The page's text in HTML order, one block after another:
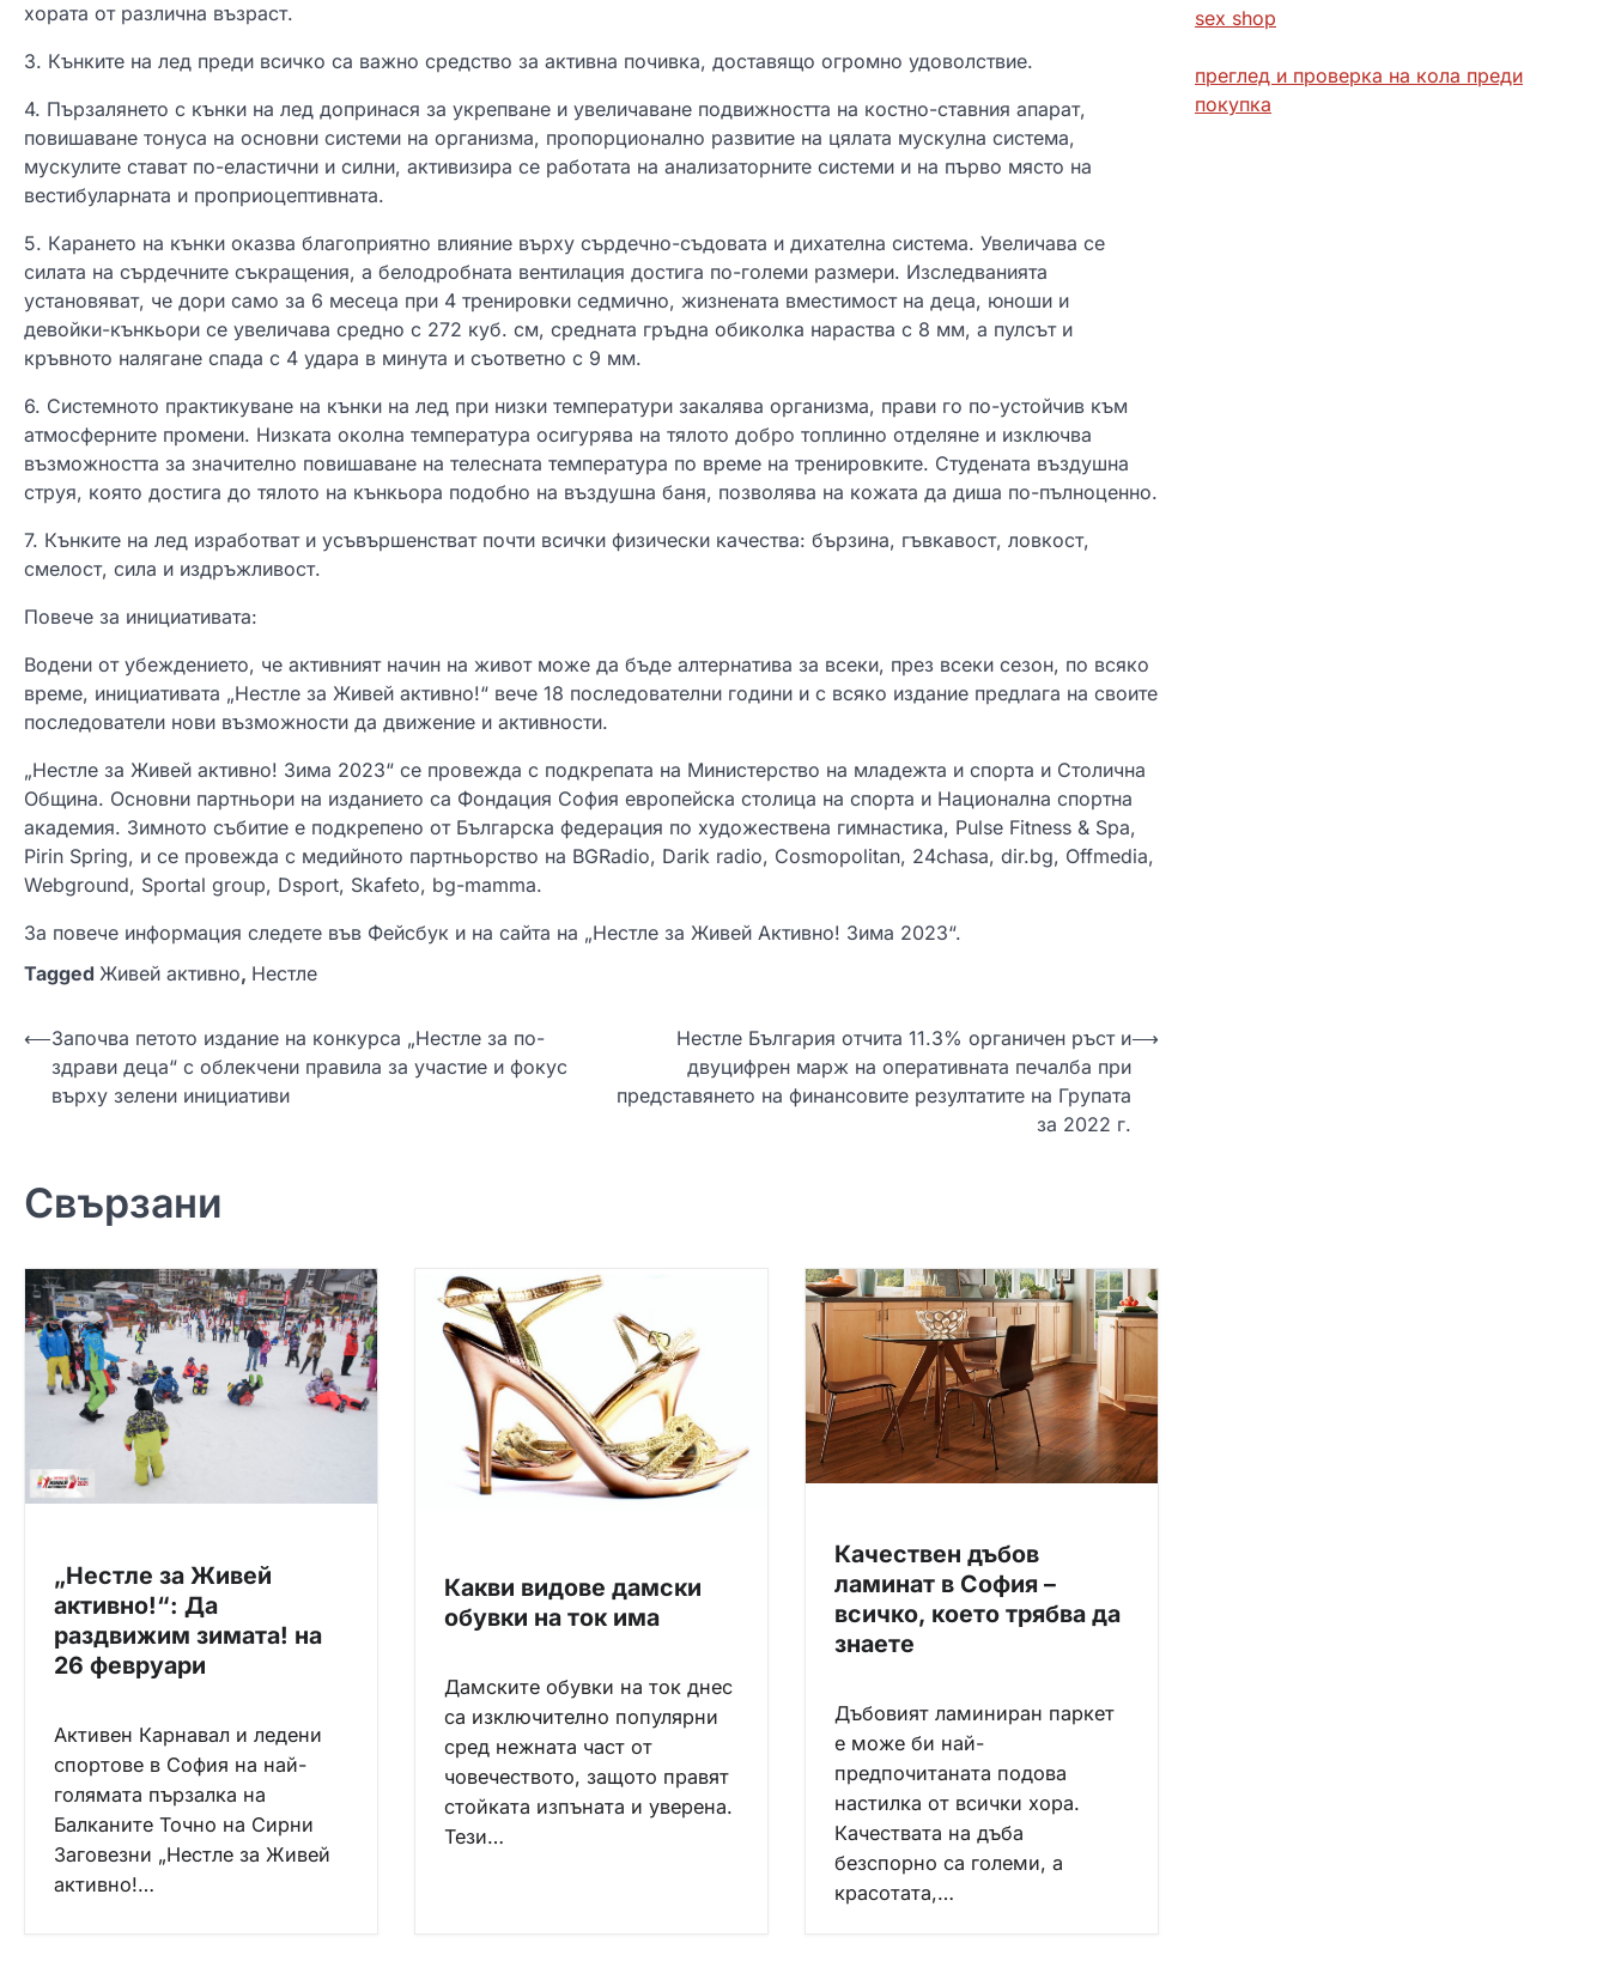
хората от различна възраст.
3. Кънките на лед преди всичко са важно средство за активна почивка, доставящо огромно удоволствие.
4. Пързалянето с кънки на лед допринася за укрепване и увеличаване подвижността на костно-ставния апарат,
повишаване тонуса на основни системи на организма, пропорционално развитие на цялата мускулна система,
мускулите стават по-еластични и силни, активизира се работата на анализаторните системи и на първо място на
вестибуларната и проприоцептивната.
5. Карането на кънки оказва благоприятно влияние върху сърдечно-съдовата и дихателна система. Увеличава се
силата на сърдечните съкращения, а белодробната вентилация достига по-големи размери. Изследванията
установяват, че дори само за 6 месеца при 4 тренировки седмично, жизнената вместимост на деца, юноши и
девойки-кънкьори се увеличава средно с 272 куб. см, средната гръдна обиколка нараства с 8 мм, а пулсът и
кръвното налягане спада с 4 удара в минута и съответно с 9 мм.
6. Системното практикуване на кънки на лед при низки температури закалява организма, прави го по-устойчив към
атмосферните промени. Низката околна температура осигурява на тялото добро топлинно отделяне и изключва
възможността за значително повишаване на телесната температура по време на тренировките. Студената въздушна
струя, която достига до тялото на кънкьора подобно на въздушна баня, позволява на кожата да диша по-пълноценно.
7. Кънките на лед изработват и усъвършенстват почти всички физически качества: бързина, гъвкавост, ловкост,
смелост, сила и издръжливост.
Повече за инициативата:
Водени от убеждението, че активният начин на живот може да бъде алтернатива за всеки, през всеки сезон, по всяко
време, инициативата „Нестле за Живей активно!“ вече 18 последователни години и с всяко издание предлага на своите
последователи нови възможности да движение и активности.
„Нестле за Живей активно! Зима 2023“ се провежда с подкрепата на Министерство на младежта и спорта и Столична
Община. Основни партньори на изданието са Фондация София европейска столица на спорта и Национална спортна
академия. Зимното събитие е подкрепено от Българска федерация по художествена гимнастика, Pulse Fitness & Spa,
Pirin Spring, и се провежда с медийното партньорство на BGRadio, Darik radio, Cosmopolitan, 24chasa, dir.bg, Offmedia,
Webground, Sportal group, Dsport, Skafeto, bg-mamma​.
За повече информация следете във Фейсбук и на сайта на „Нестле за Живей Активно! Зима 2023“.
Tagged Живей активно, Нестле
Н
г
а
ц
и
я
⟵Започва петото издание на конкурса „Нестле за по-
здрави деца“ с облекчени правила за участие и фокус
върху зелени инициативи
Нестле България отчита 11.3% органичен ръст и
двуцифрен марж на оперативната печалба при
представянето на финансовите резултатите на Групата
за 2022 г.
⟶
Свързани
„Нестле за Живей
активно!“: Да
раздвижим зимата! на
26 февруари
Активен Карнавал и ледени
спортове в София на най-
голямата пързалка на
Балканите Точно на Сирни
Заговезни „Нестле за Живей
активно!…
Какви видове дамски
обувки на ток има
Дамските обувки на ток днес
са изключително популярни
сред нежната част от
човечеството, защото правят
стойката изпъната и уверена.
Тези…
Качествен дъбов
ламинат в София –
всичко, което трябва да
знаете
Дъбовият ламиниран паркет
е може би най-
предпочитаната подова
настилка от всички хора.
Качествата на дъба
безспорно са големи, а
красотата,…
sex shop
преглед и проверка на кола преди
покупка